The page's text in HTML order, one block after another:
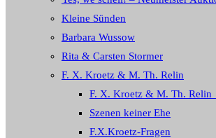
Kleine Sünden
Barbara Wussow
Rita & Carsten Stormer
F. X. Kroetz & M. Th. Relin
F. X. Kroetz & M. Th.
Szenen keiner Ehe
F.X.Kroetz-Fragen